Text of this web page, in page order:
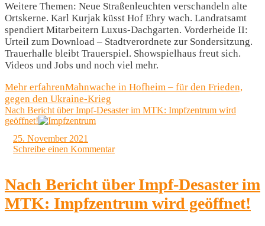
Weitere Themen: Neue Straßenleuchten verschandeln alte
Ortskerne. Karl Kurjak küsst Hof Ehry wach. Landratsamt
spendiert Mitarbeitern Luxus-Dachgarten. Vorderheide II:
Urteil zum Download – Stadtverordnete zur Sondersitzung.
Trauerhalle bleibt Trauerspiel. Showspielhaus freut sich.
Videos und Jobs und noch viel mehr.
Mehr erfahrenMahnwache in Hofheim – für den Frieden,
gegen den Ukraine-Krieg
Nach Bericht über Impf-Desaster im MTK: Impfzentrum wird
geöffnet!
25. November 2021
Schreibe einen Kommentar
Nach Bericht über Impf-Desaster im
MTK: Impfzentrum wird geöffnet!